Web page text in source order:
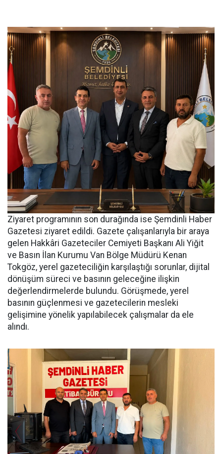
Ziyaret programının son durağında ise Şemdinli Haber
Gazetesi ziyaret edildi. Gazete çalışanlarıyla bir araya
gelen Hakkâri Gazeteciler Cemiyeti Başkanı Ali Yiğit
ve Basın İlan Kurumu Van Bölge Müdürü Kenan
Tokgöz, yerel gazeteciliğin karşılaştığı sorunlar, dijital
dönüşüm süreci ve basının geleceğine ilişkin
değerlendirmelerde bulundu. Görüşmede, yerel
basının güçlenmesi ve gazetecilerin mesleki
gelişimine yönelik yapılabilecek çalışmalar da ele
alındı.